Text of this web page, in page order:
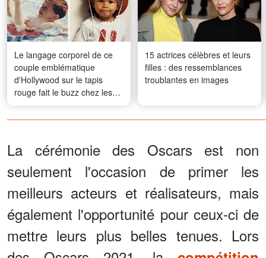
Le langage corporel de ce
couple emblématique
d'Hollywood sur le tapis
rouge fait le buzz chez les
fans — Des photos de leur
enfance à aujourd'hui
15 actrices célèbres et leurs
filles : des ressemblances
troublantes en images
La cérémonie des Oscars est non
seulement l'occasion de primer les
meilleurs acteurs et réalisateurs, mais
également l'opportunité pour ceux-ci de
mettre leurs plus belles tenues. Lors